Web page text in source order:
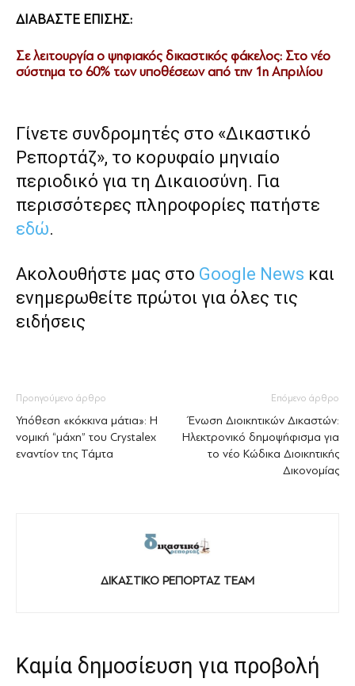
ΔΙΑΒΑΣΤΕ ΕΠΙΣΗΣ:
Σε λειτουργία ο ψηφιακός δικαστικός φάκελος: Στο νέο
σύστημα το 60% των υποθέσεων από την 1η Απριλίου
Γίνετε συνδρομητές στο «Δικαστικό
Ρεπορτάζ», το κορυφαίο μηνιαίο
περιοδικό για τη Δικαιοσύνη. Για
περισσότερες πληροφορίες πατήστε
εδώ.
Ακολουθήστε μας στο Google News και
ενημερωθείτε πρώτοι για όλες τις
ειδήσεις
Προηγούμενο άρθρο
Υπόθεση «κόκκινα μάτια»: Η
νομική “μάχη” του Crystalex
εναντίον της Τάμτα
Επόμενο άρθρο
Ένωση Διοικητικών Δικαστών:
Ηλεκτρονικό δημοψήφισμα για
το νέο Κώδικα Διοικητικής
Δικονομίας
ΔΙΚΑΣΤΙΚΟ ΡΕΠΟΡΤΑΖ TEAM
Καμία δημοσίευση για προβολή